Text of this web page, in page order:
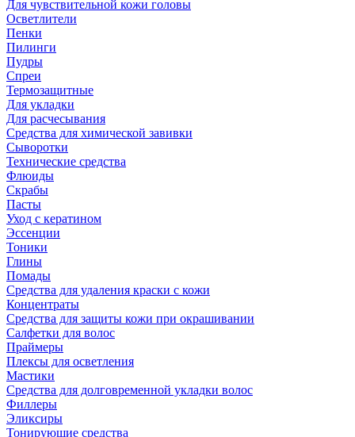
Для чувствительной кожи головы
Осветлители
Пенки
Пилинги
Пудры
Спреи
Термозащитные
Для укладки
Для расчесывания
Средства для химической завивки
Сыворотки
Технические средства
Флюиды
Скрабы
Пасты
Уход с кератином
Эссенции
Тоники
Глины
Помады
Средства для удаления краски с кожи
Концентраты
Средства для защиты кожи при окрашивании
Салфетки для волос
Праймеры
Плексы для осветления
Мастики
Средства для долговременной укладки волос
Филлеры
Эликсиры
Тонирующие средства